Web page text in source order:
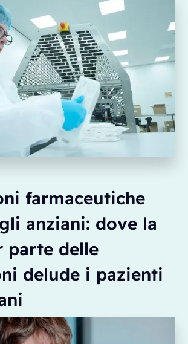
farmaceutiche
anziani: dove la
parte delle
delude i pazienti